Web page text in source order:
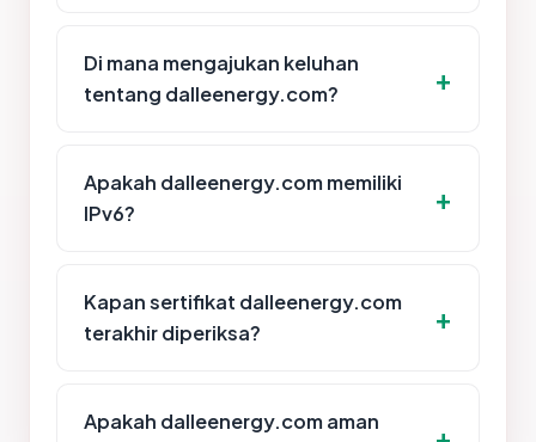
Di mana mengajukan keluhan
tentang dalleenergy.com?
Apakah dalleenergy.com memiliki
IPv6?
Kapan sertifikat dalleenergy.com
terakhir diperiksa?
Apakah dalleenergy.com aman